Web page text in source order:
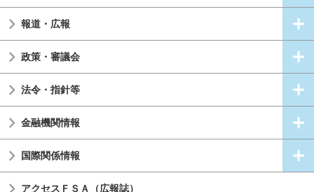
報道・広報
政策・審議会
法令・指針等
金融機関情報
国際関係情報
アクセスＦＳＡ（広報誌）